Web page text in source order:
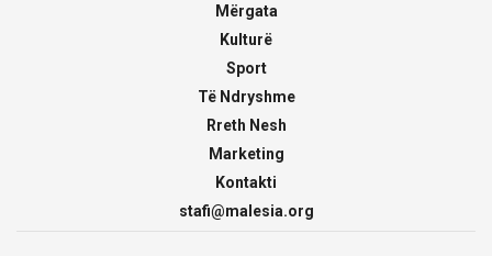
Mërgata
Kulturë
Sport
Të Ndryshme
Rreth Nesh
Marketing
Kontakti
stafi@malesia.org